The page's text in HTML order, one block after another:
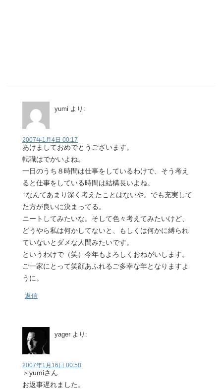
yumi より:
2007年1月4日 00:17
あけましておめでとうございます。
転職はでかいよね。
一日のうち８時間は仕事をしているわけで、そう考え
ると仕事をしている時間は結構長いよね。
↑なんてあまり深く考えたことはないや。でも充実して
た方が良いに決まってる。
ニートしてみたいな。そして色々考えてみたいけど、
どうやら私は何かしてないと、もしくは何かに縛られ
ていないとダメな人間みたいです。
というわけで（笑）今年もよろしくおねがいします。
ご一家にとって笑顔あふれるご多幸な年となりますよ
うに。
返信
yager より:
2007年1月16日 00:58
＞yumiさん
お返事遅れました。